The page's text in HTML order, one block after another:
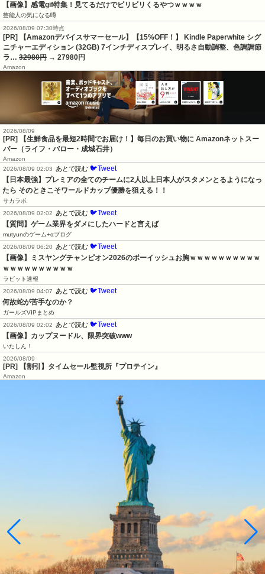
【画像】感電gif特集！見てるだけでビリビリくるやつｗｗｗｗ
芸能人の気になる噂
2026/08/09 07:30時点
[PR] 【Amazonデバイスサマーセール】【15%OFF！】 Kindle Paperwhite シグ
ニチャーエディション (32GB) 7インチディスプレイ、明るさ自動調整、色調調節
ラ… 32980円 → 27980円
Amazon
2026/08/09
[PR] 【生鮮食品を最短2時間でお届け！】毎日のお買い物に Amazonネットスー
パー（ライフ・バロー・成城石井）
Amazon
2026/08/09 02:03
あとで読む 🐦Tweet
【日本最強】プレミアの全てのチームに2人以上日本人がスタメンとるようになっ
たら そのときこそワールドカップ優勝を狙える！！
サカラボ
2026/08/09 02:02
あとで読む 🐦Tweet
【質問】ゲーム業界をダメにしたハードと言えば
mutyunのゲーム+αブログ
2026/08/09 06:20
あとで読む 🐦Tweet
【画像】ミスヤングチャンピオン2026のボーイッシュお胸ｗｗｗｗｗｗｗｗｗｗ
ｗｗｗｗｗｗｗｗｗｗ
ラビット速報
2026/08/09 04:07
あとで読む 🐦Tweet
何故蛇が苦手なのか？
ガールズVIPまとめ
2026/08/09 02:02
あとで読む 🐦Tweet
【画像】カップヌードル、限界突破www
いたしん！
2026/08/09
[PR] 【割引】タイムセール監視所『プロテイン』
Amazon